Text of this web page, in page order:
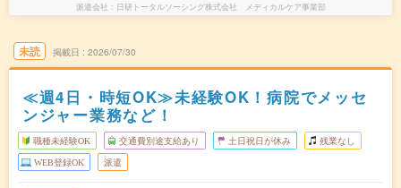
派遣会社 日研トータルソーシング株式会社 メディカルケア事業部
未読 掲載日 2026/07/30
≪週4日・時短OK≫未経験OK！病院でメッセ
ンジャー業務など！
職種未経験OK 交通費別途支給あり 土日祝日が休み 残業なし
WEB登録OK 派遣